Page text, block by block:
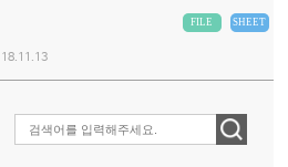
SHEET
FILE
18.11.13